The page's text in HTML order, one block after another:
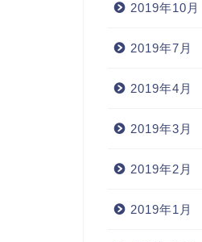
2019年10月
2019年7月
2019年4月
2019年3月
2019年2月
2019年1月